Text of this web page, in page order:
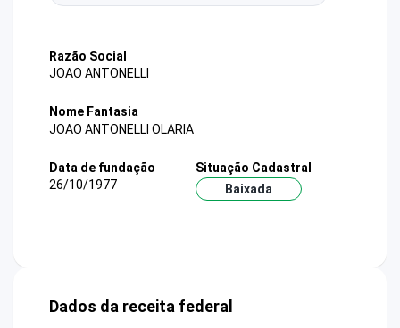
Razão Social
JOAO ANTONELLI
Nome Fantasia
JOAO ANTONELLI OLARIA
Data de fundação
26/10/1977
Situação Cadastral
Baixada
Dados da receita federal